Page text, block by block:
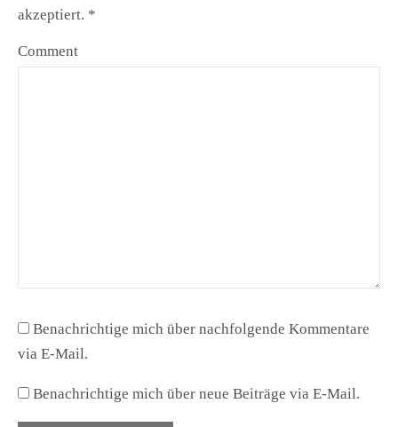
akzeptiert. *
Comment
Benachrichtige mich über nachfolgende Kommentare
via E-Mail.
Benachrichtige mich über neue Beiträge via E-Mail.